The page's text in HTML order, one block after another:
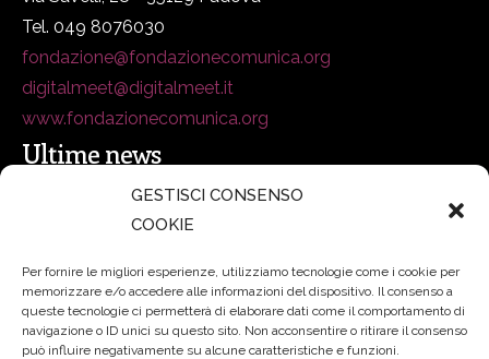
GESTISCI CONSENSO
COOKIE
Per fornire le migliori esperienze, utilizziamo tecnologie come i cookie per
memorizzare e/o accedere alle informazioni del dispositivo. Il consenso a
queste tecnologie ci permetterà di elaborare dati come il comportamento di
navigazione o ID unici su questo sito. Non acconsentire o ritirare il consenso
può influire negativamente su alcune caratteristiche e funzioni.
Tel. 049 8076030
fondazione@fondazionecomunica.org
digitalmeet@digitalmeet.it
www.fondazionecomunica.org
Ultime news
secsolutionforum 2026: è Bologna la nuova capitale
Padre Benanti: «Intelligenza artificiale? Contro i nuovi
algoritmi del potere serve una governance condivisa»